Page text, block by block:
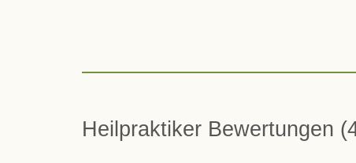
Heilpraktiker Bewertungen